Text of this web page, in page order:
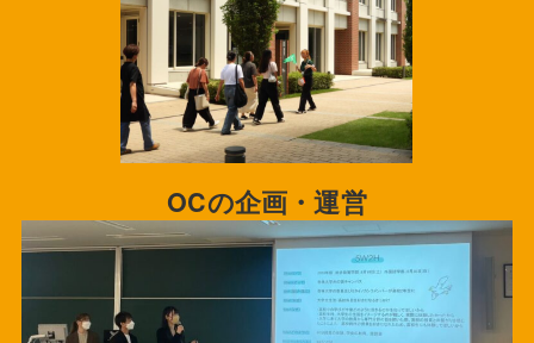
OCの企画・運営